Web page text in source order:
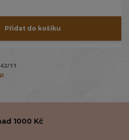
Přidat do košíku
11
1000 Kč